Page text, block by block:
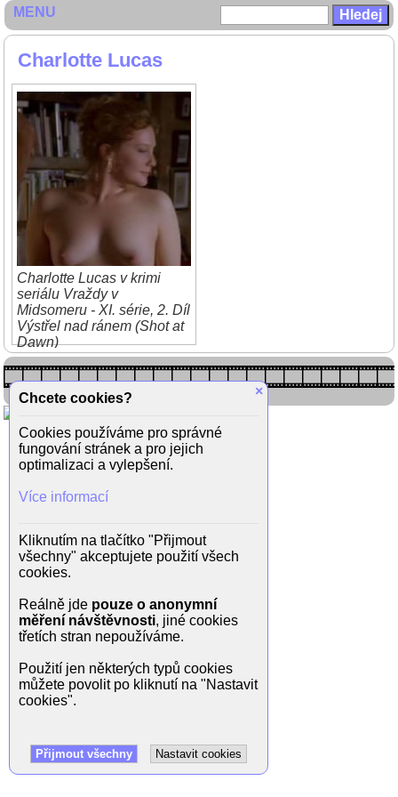
Charlotte Lucas
Charlotte Lucas v krimi
seriálu Vraždy v
Midsomeru - XI. série, 2. Díl
Výstřel nad ránem (Shot at
Dawn)
MENU
×
Chcete cookies?
Cookies používáme pro správné
fungování stránek a pro jejich
optimalizaci a vylepšení.
Více informací
Kliknutím na tlačítko "Přijmout
všechny" akceptujete použití všech
cookies.
Reálně jde pouze o anonymní
měření návštěvnosti, jiné cookies
třetích stran nepoužíváme.
Použití jen některých typů cookies
můžete povolit po kliknutí na "Nastavit
cookies".
Přijmout všechny Nastavit cookies